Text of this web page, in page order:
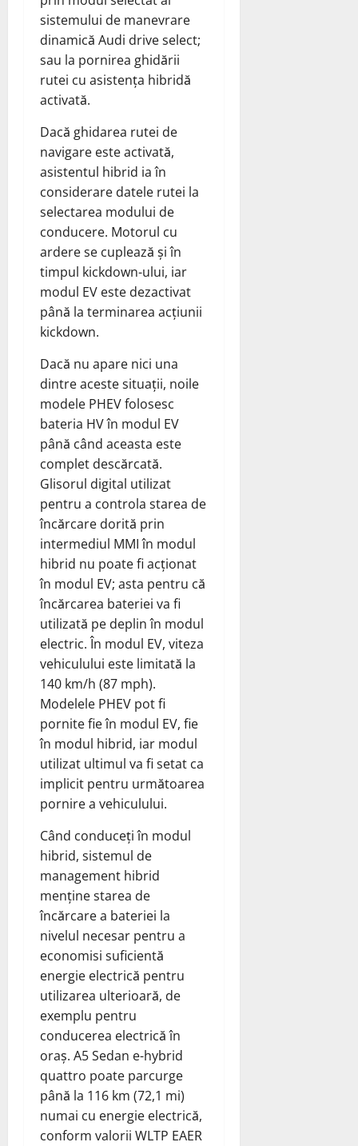
sistemului de manevrare
dinamică Audi drive select;
sau la pornirea ghidării
rutei cu asistența hibridă
activată.
Dacă ghidarea rutei de
navigare este activată,
asistentul hibrid ia în
considerare datele rutei la
selectarea modului de
conducere. Motorul cu
ardere se cuplează și în
timpul kickdown-ului, iar
modul EV este dezactivat
până la terminarea acțiunii
kickdown.
Dacă nu apare nici una
dintre aceste situații, noile
modele PHEV folosesc
bateria HV în modul EV
până când aceasta este
complet descărcată.
Glisorul digital utilizat
pentru a controla starea de
încărcare dorită prin
intermediul MMI în modul
hibrid nu poate fi acționat
în modul EV; asta pentru că
încărcarea bateriei va fi
utilizată pe deplin în modul
electric. În modul EV, viteza
vehiculului este limitată la
140 km/h (87 mph).
Modelele PHEV pot fi
pornite fie în modul EV, fie
în modul hibrid, iar modul
utilizat ultimul va fi setat ca
implicit pentru următoarea
pornire a vehiculului.
Când conduceți în modul
hibrid, sistemul de
management hibrid
menține starea de
încărcare a bateriei la
nivelul necesar pentru a
economisi suficientă
energie electrică pentru
utilizarea ulterioară, de
exemplu pentru
conducerea electrică în
oraș. A5 Sedan e-hybrid
quattro poate parcurge
până la 116 km (72,1 mi)
numai cu energie electrică,
conform valorii WLTP EAER